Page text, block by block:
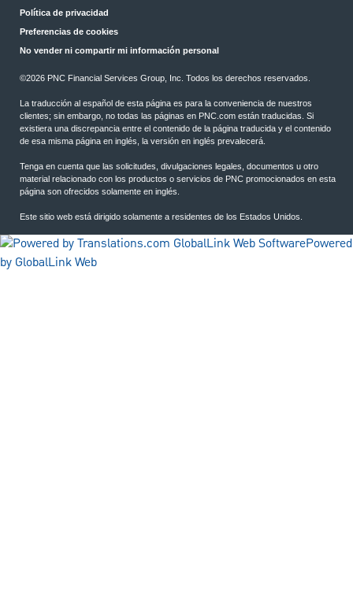
Política de privacidad
Preferencias de cookies
No vender ni compartir mi información personal
©2026 PNC Financial Services Group, Inc. Todos los derechos reservados.
La traducción al español de esta página es para la conveniencia de nuestros
clientes; sin embargo, no todas las páginas en PNC.com están traducidas. Si
existiera una discrepancia entre el contenido de la página traducida y el contenido
de esa misma página en inglés, la versión en inglés prevalecerá.
Tenga en cuenta que las solicitudes, divulgaciones legales, documentos u otro
material relacionado con los productos o servicios de PNC promocionados en esta
página son ofrecidos solamente en inglés.
Este sitio web está dirigido solamente a residentes de los Estados Unidos.
Powered
by GlobalLink Web